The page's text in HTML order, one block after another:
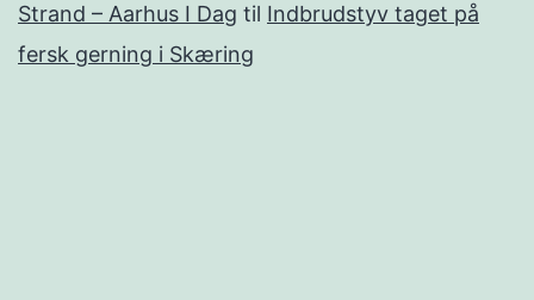
Strand – Aarhus I Dag til Indbrudstyv taget på
fersk gerning i Skæring